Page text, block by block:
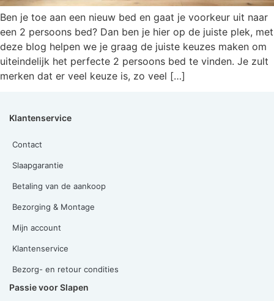
Ben je toe aan een nieuw bed en gaat je voorkeur uit naar
een 2 persoons bed? Dan ben je hier op de juiste plek, met
deze blog helpen we je graag de juiste keuzes maken om
uiteindelijk het perfecte 2 persoons bed te vinden. Je zult
merken dat er veel keuze is, zo veel […]
Klantenservice
Contact
Slaapgarantie
Betaling van de aankoop
Bezorging & Montage
Mijn account
Klantenservice
Bezorg- en retour condities
Passie voor Slapen